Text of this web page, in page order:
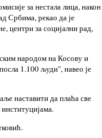
за нестала лица, након
Србима, рекао да је
центри за социјални рад,
народом на Косову и
1.100 људи", навео је
наставити да плаћа све